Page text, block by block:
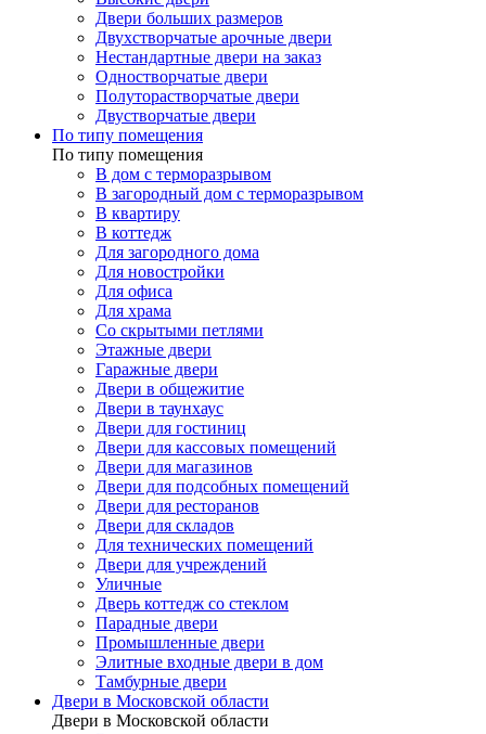
Двери больших размеров
Двухстворчатые арочные двери
Нестандартные двери на заказ
Одностворчатые двери
Полуторастворчатые двери
Двустворчатые двери
По типу помещения
По типу помещения
В дом с терморазрывом
В загородный дом с терморазрывом
В квартиру
В коттедж
Для загородного дома
Для новостройки
Для офиса
Для храма
Со скрытыми петлями
Этажные двери
Гаражные двери
Двери в общежитие
Двери в таунхаус
Двери для гостиниц
Двери для кассовых помещений
Двери для магазинов
Двери для подсобных помещений
Двери для ресторанов
Двери для складов
Для технических помещений
Двери для учреждений
Уличные
Дверь коттедж со стеклом
Парадные двери
Промышленные двери
Элитные входные двери в дом
Тамбурные двери
Двери в Московской области
Двери в Московской области